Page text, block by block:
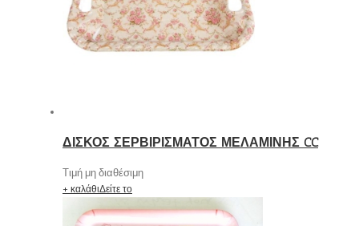
ΔΙΣΚΟΣ ΣΕΡΒΙΡΙΣΜΑΤΟΣ ΜΕΛΑΜΙΝΗΣ CC
Τιμή μη διαθέσιμη
+ καλάθιΔείτε το